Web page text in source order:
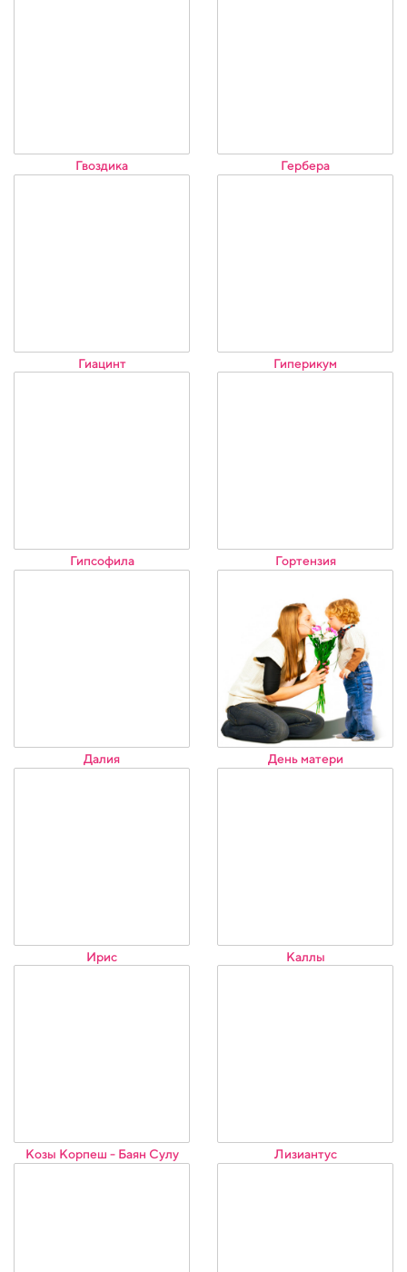
Гвоздика Гербера
Гиацинт Гиперикум
Гипсофила Гортензия
Далия День матери
Ирис Каллы
Козы Корпеш - Баян Сулу Лизиантус